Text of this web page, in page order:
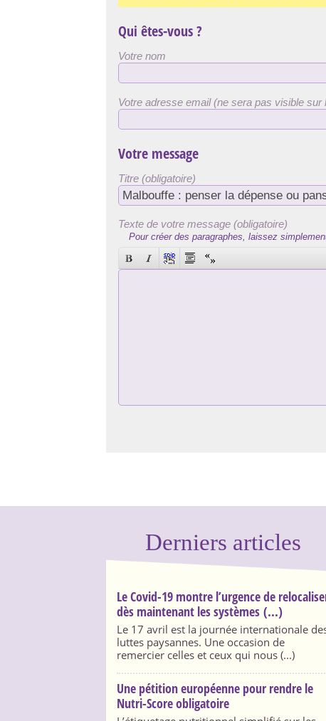
Qui êtes-vous ?
Votre nom
Votre adresse email (ne sera pas visible sur
Votre message
Titre (obligatoire)
Texte de votre message (obligatoire)
Pour créer des paragraphes, laissez
Derniers articles
Le Covid-19 montre l’urgence de
dès maintenant les systèmes (...)
Le 17 avril est la journée internationale
luttes paysannes. Une occasion de
remercier celles et ceux qui nous (...)
Une pétition européenne pour rendre le
Nutri-Score obligatoire